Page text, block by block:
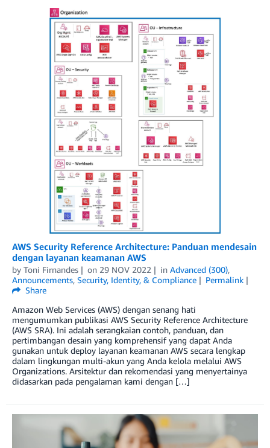
AWS Security Reference Architecture: Panduan mendesain
dengan layanan keamanan AWS
by Toni Firnandes on 29 NOV 2022 in Advanced (300),
Announcements, Security, Identity, & Compliance
Permalink
Share
Amazon Web Services (AWS) dengan senang hati
mengumumkan publikasi AWS Security Reference Architecture
(AWS SRA). Ini adalah serangkaian contoh, panduan, dan
pertimbangan desain yang komprehensif yang dapat Anda
gunakan untuk deploy layanan keamanan AWS secara lengkap
dalam lingkungan multi-akun yang Anda kelola melalui AWS
Organizations. Arsitektur dan rekomendasi yang menyertainya
didasarkan pada pengalaman kami dengan […]